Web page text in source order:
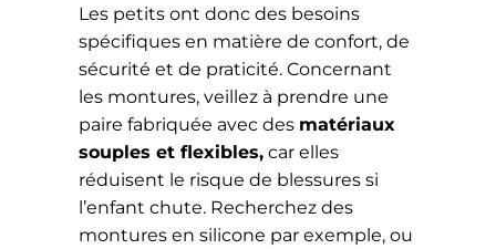
Les petits ont donc des besoins
spécifiques en matière de confort, de
sécurité et de praticité. Concernant
les montures, veillez à prendre une
paire fabriquée avec des matériaux
souples et flexibles, car elles
réduisent le risque de blessures si
l’enfant chute. Recherchez des
montures en silicone par exemple, ou